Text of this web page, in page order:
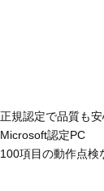
正規認定で品質も
Microsoft認定PC
100項目の動作点検